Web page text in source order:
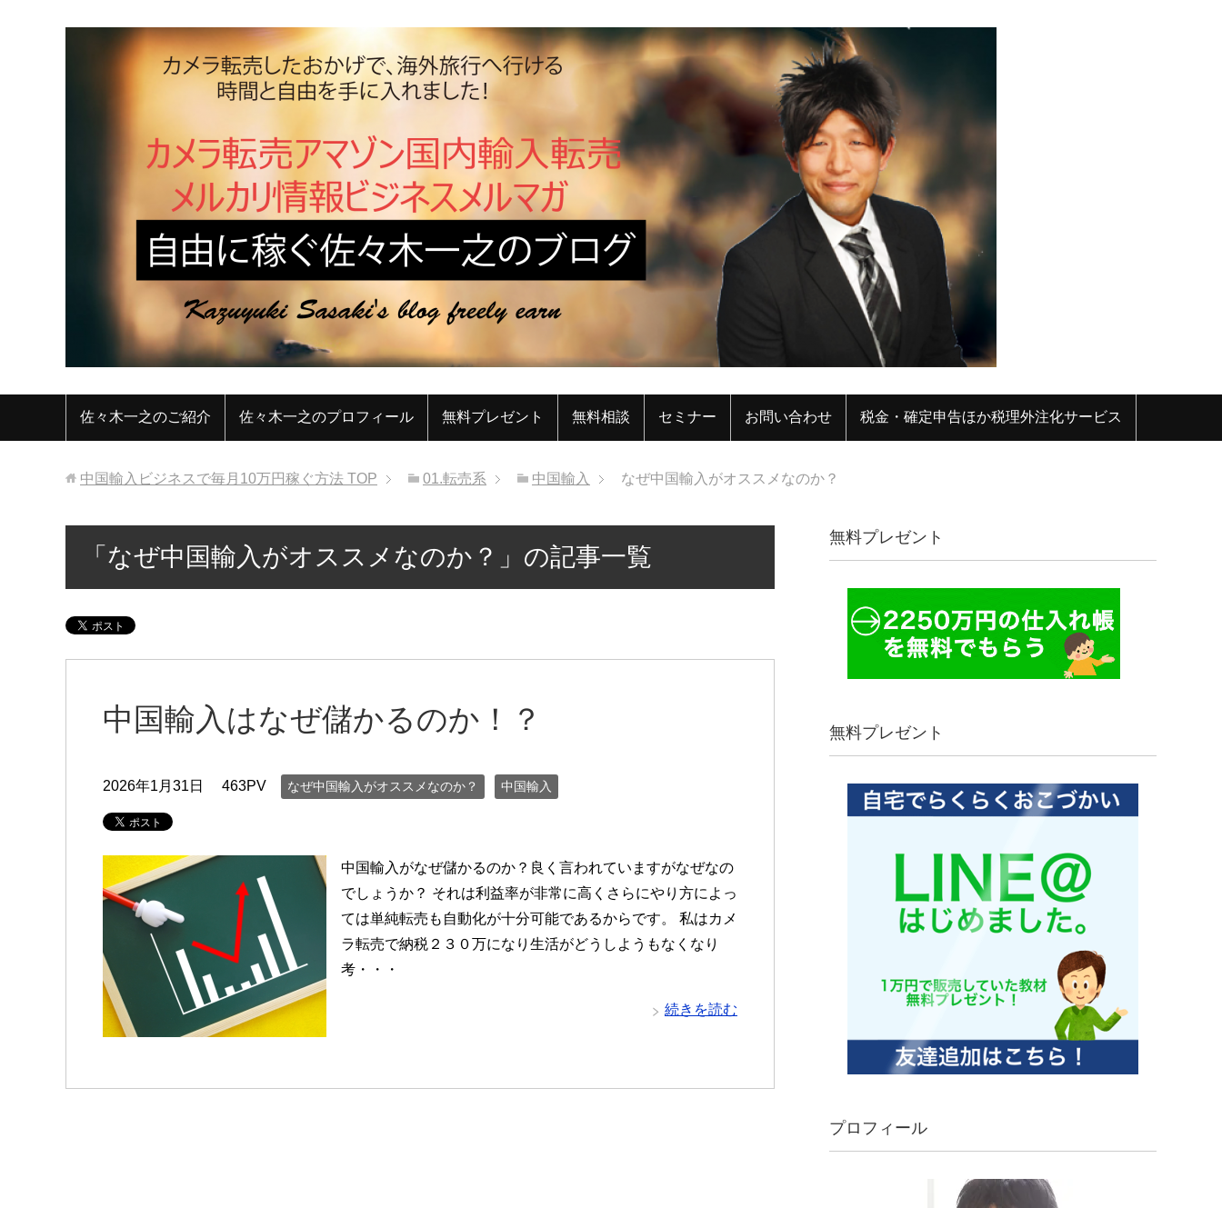
佐々木一之のご紹介 佐々木一之のプロフィール 無料プレゼント 無料相談 セミナー お問い合わせ 税金・確定申告ほか税理外注化サービス
中国輸入ビジネスで毎月10万円稼ぐ方法 TOP 01.転売系 中国輸入 なぜ中国輸入がオススメなのか？
「なぜ中国輸入がオススメなのか？」の記事一覧
中国輸入はなぜ儲かるのか！？
2026年1月31日 463PV なぜ中国輸入がオススメなのか？ 中国輸入
中国輸入がなぜ儲かるのか？良く言われていますがなぜなの
でしょうか？ それは利益率が非常に高くさらにやり方によっ
ては単純転売も自動化が十分可能であるからです。 私はカメ
ラ転売で納税２３０万になり生活がどうしようもなくなり
考・・・
続きを読む
無料プレゼント
無料プレゼント
プロフィール